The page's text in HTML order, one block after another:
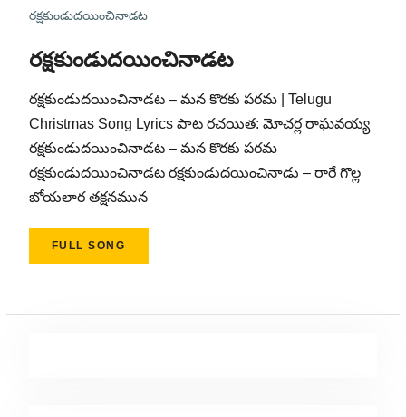
రక్షకుండుదయించినాడట
రక్షకుండుదయించినాడట
రక్షకుండుదయించినాడట – మన కొరకు పరమ | Telugu
Christmas Song Lyrics పాట రచయిత: మోచర్ల రాఘవయ్య
రక్షకుండుదయించినాడట – మన కొరకు పరమ
రక్షకుండుదయించినాడట రక్షకుండుదయించినాడు – రారే గొల్ల
బోయలార తక్షనమున
FULL SONG